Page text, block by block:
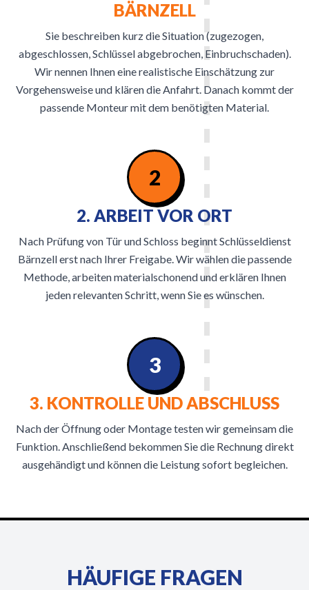
BÄRNZELL
Sie beschreiben kurz die Situation (zugezogen,
abgeschlossen, Schlüssel abgebrochen, Einbruchschaden).
Wir nennen Ihnen eine realistische Einschätzung zur
Vorgehensweise und klären die Anfahrt. Danach kommt der
passende Monteur mit dem benötigten Material.
2
2. ARBEIT VOR ORT
Nach Prüfung von Tür und Schloss beginnt Schlüsseldienst
Bärnzell erst nach Ihrer Freigabe. Wir wählen die passende
Methode, arbeiten materialschonend und erklären Ihnen
jeden relevanten Schritt, wenn Sie es wünschen.
3. KONTROLLE UND ABSCHLUSS
Nach der Öffnung oder Montage testen wir gemeinsam die
Funktion. Anschließend bekommen Sie die Rechnung direkt
ausgehändigt und können die Leistung sofort begleichen.
3
HÄUFIGE FRAGEN